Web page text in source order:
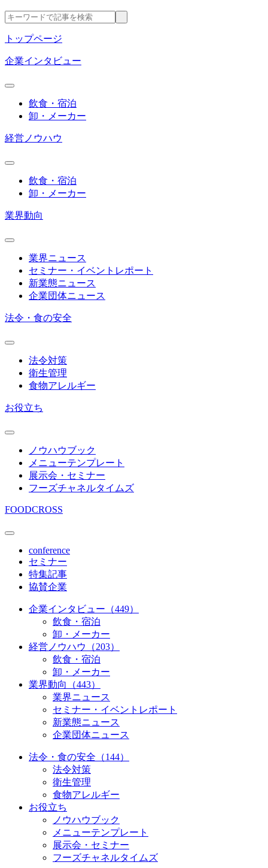
トップページ
企業インタビュー
飲食・宿泊
卸・メーカー
経営ノウハウ
飲食・宿泊
卸・メーカー
業界動向
業界ニュース
セミナー・イベントレポート
新業態ニュース
企業団体ニュース
法令・食の安全
法令対策
衛生管理
食物アレルギー
お役立ち
ノウハウブック
メニューテンプレート
展示会・セミナー
フーズチャネルタイムズ
FOODCROSS
conference
セミナー
特集記事
協賛企業
企業インタビュー（449）
飲食・宿泊
卸・メーカー
経営ノウハウ（203）
飲食・宿泊
卸・メーカー
業界動向（443）
業界ニュース
セミナー・イベントレポート
新業態ニュース
企業団体ニュース
法令・食の安全（144）
法令対策
衛生管理
食物アレルギー
お役立ち
ノウハウブック
メニューテンプレート
展示会・セミナー
フーズチャネルタイムズ